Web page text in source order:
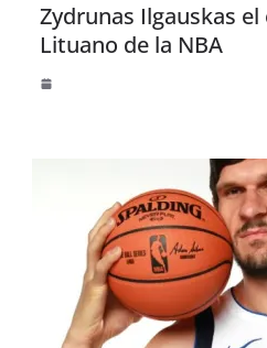
Zydrunas Ilgauskas
Lituano de la NBA